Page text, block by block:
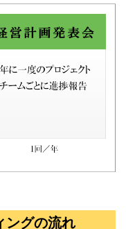
ングの流れ